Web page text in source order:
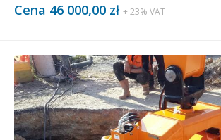
Cena 46 000,00 zł + 23% VAT